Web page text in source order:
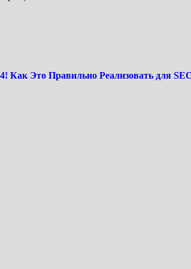
Как Это Правильно Реализовать для